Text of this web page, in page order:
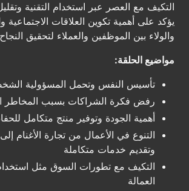
التكيف مع العصر عبر استخدام التقنية
يؤكد على أهمية تكوين العلاقات الاجتماعية
والولاء بين الموظفين والعملاء لتحقيق
مواضيع الحلقة:
تأسيس النفس وتحمل المسؤولية
رفض فكرة الشراكات بسبب المخاطر
أهمية الجودة وتوفير منتج متكامل
التنوع في الأعمال من تجارة الأغنام
وتقديم خدمات متكاملة
التكيف مع تطورات السوق مثل استخدام
العمالة